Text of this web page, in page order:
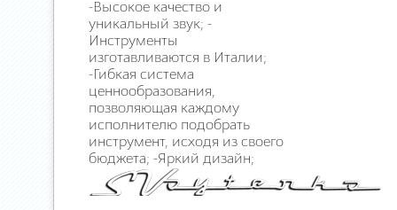
-Высокое качество и
уникальный звук; -
Инструменты
изготавливаются в Италии;
-Гибкая система
ценнообразования,
позволяющая каждому
исполнителю подобрать
инструмент, исходя из своего
бюджета; -Яркий дизайн;